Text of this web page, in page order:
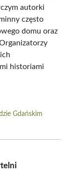
autorki
często
domu oraz
historiami
Gdańskim